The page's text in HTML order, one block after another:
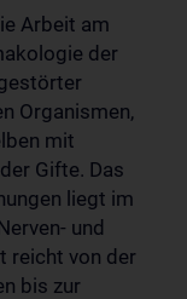
Arbeit am
der
Organismen,
mit
Gifte. Das
liegt im
und
reicht von der
bis zur